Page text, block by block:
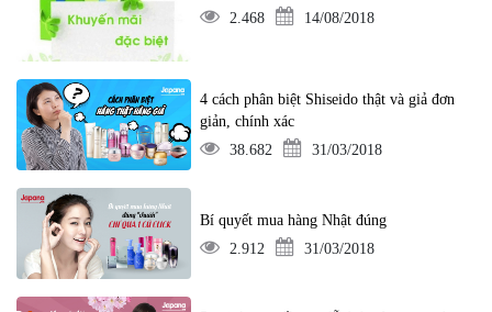
2.468
14/08/2018
4 cách phân biệt Shiseido thật và giả đơn
giản, chính xác
38.682
31/03/2018
Bí quyết mua hàng Nhật đúng
2.912
31/03/2018